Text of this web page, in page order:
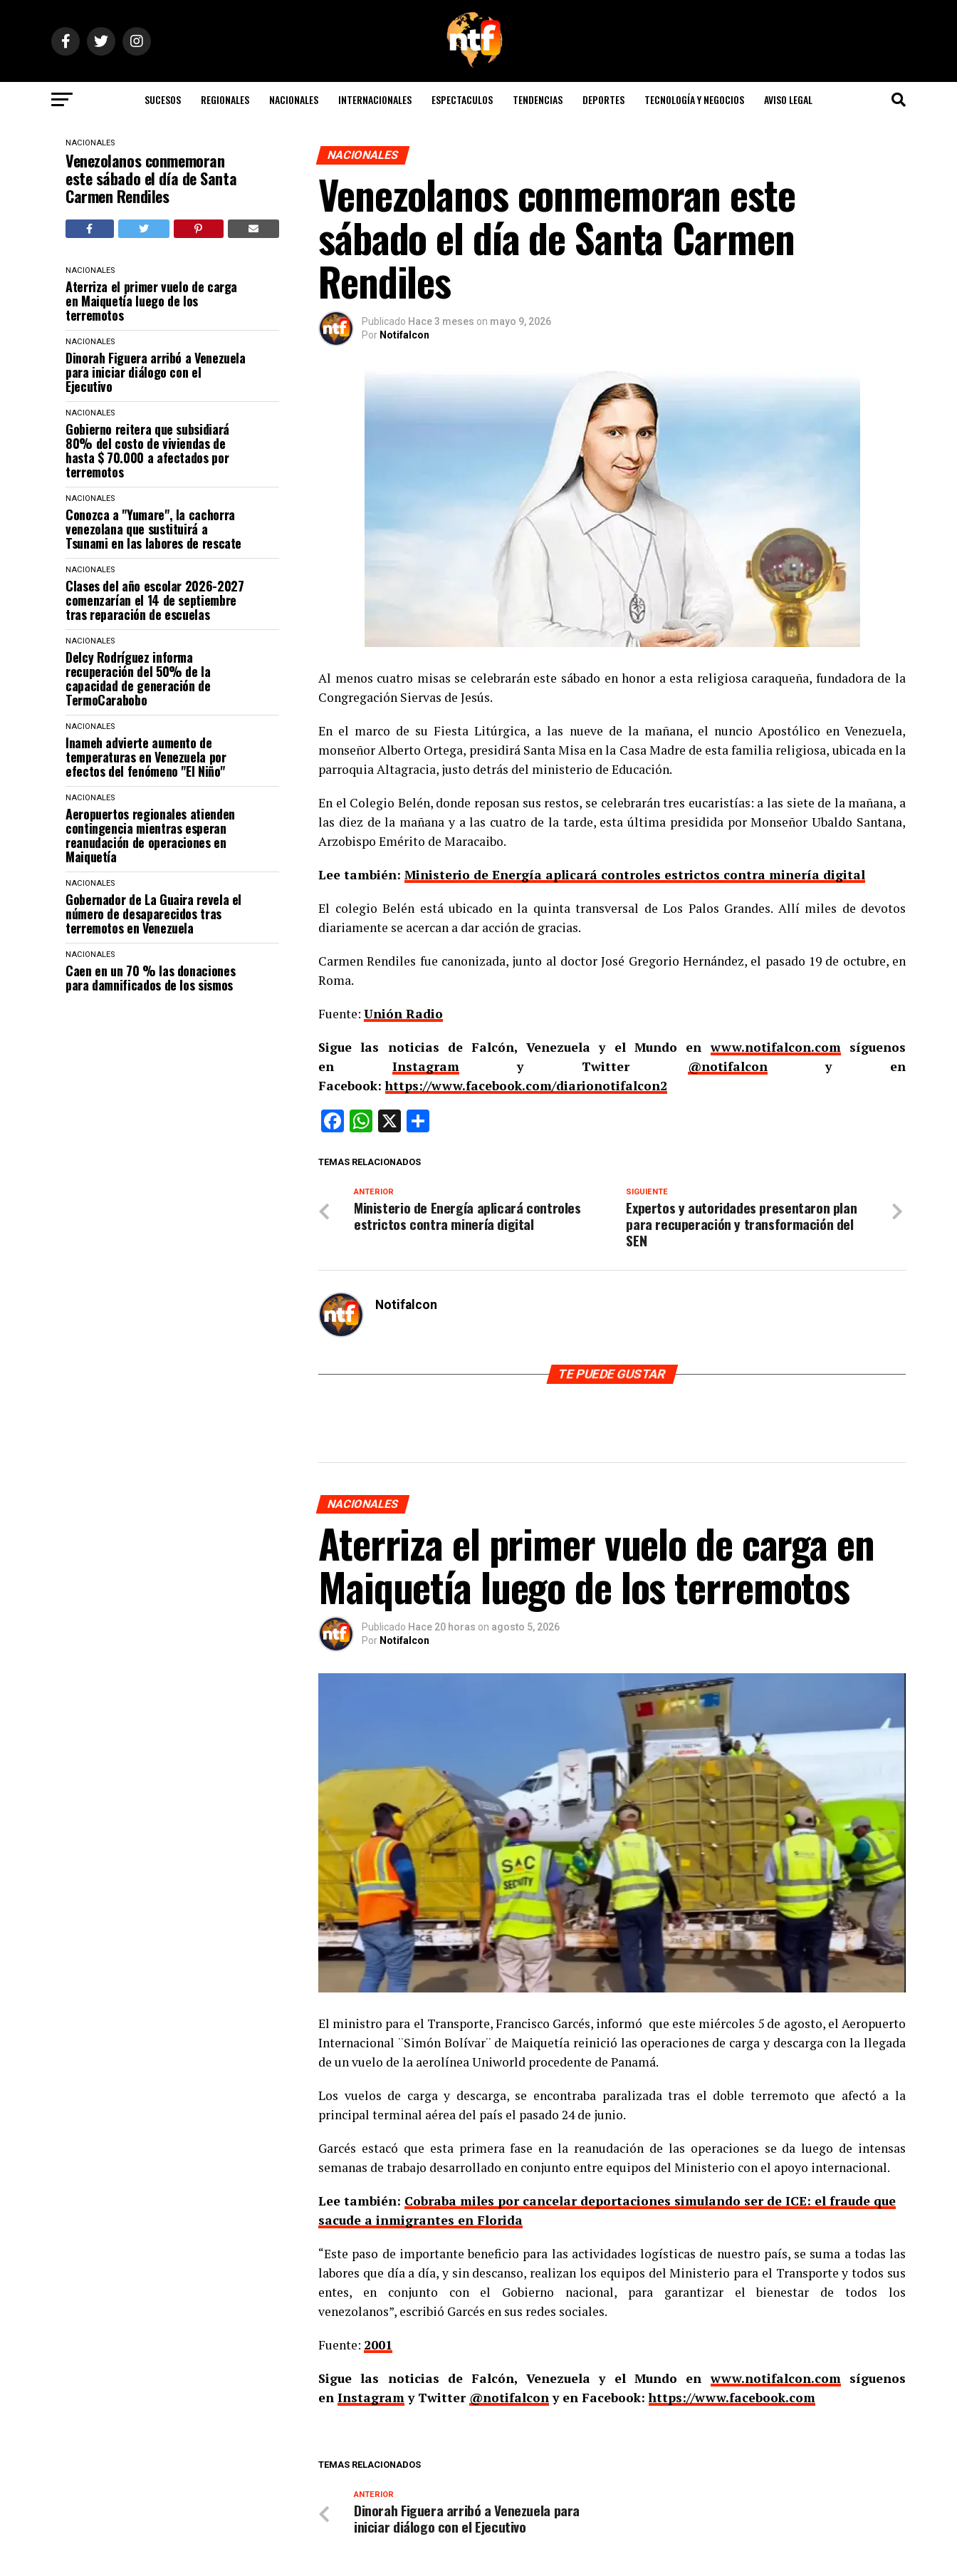
SUCESOS REGIONALES NACIONALES INTERNACIONALES ESPECTACULOS TENDENCIAS DEPORTES TECNOLOGÍA Y NEGOCIOS AVISO LEGAL
NACIONALES
Venezolanos conmemoran
este sábado el día de Santa
Carmen Rendiles
NACIONALES
Aterriza el primer vuelo de carga
en Maiquetía luego de los
terremotos
NACIONALES
Dinorah Figuera arribó a Venezuela
para iniciar diálogo con el
Ejecutivo
NACIONALES
Gobierno reitera que subsidiará
80% del costo de viviendas de
hasta $ 70.000 a afectados por
terremotos
NACIONALES
Conozca a "Yumare", la cachorra
venezolana que sustituirá a
Tsunami en las labores de rescate
NACIONALES
Clases del año escolar 2026-2027
comenzarían el 14 de septiembre
tras reparación de escuelas
NACIONALES
Delcy Rodríguez informa
recuperación del 50% de la
capacidad de generación de
TermoCarabobo
NACIONALES
Inameh advierte aumento de
temperaturas en Venezuela por
efectos del fenómeno "El Niño"
NACIONALES
Aeropuertos regionales atienden
contingencia mientras esperan
reanudación de operaciones en
Maiquetía
NACIONALES
Gobernador de La Guaira revela el
número de desaparecidos tras
terremotos en Venezuela
NACIONALES
Caen en un 70 % las donaciones
para damnificados de los sismos
NACIONALES
Venezolanos conmemoran este
sábado el día de Santa Carmen
Rendiles
Publicado Hace 3 meses on mayo 9, 2026
Por Notifalcon
Al menos cuatro misas se celebrarán este sábado en honor a esta religiosa caraqueña, fundadora de la
Congregación Siervas de Jesús.
En el marco de su Fiesta Litúrgica, a las nueve de la mañana, el nuncio Apostólico en Venezuela,
monseñor Alberto Ortega, presidirá Santa Misa en la Casa Madre de esta familia religiosa, ubicada en la
parroquia Altagracia, justo detrás del ministerio de Educación.
En el Colegio Belén, donde reposan sus restos, se celebrarán tres eucaristías: a las siete de la mañana, a
las diez de la mañana y a las cuatro de la tarde, esta última presidida por Monseñor Ubaldo Santana,
Arzobispo Emérito de Maracaibo.
Lee también: Ministerio de Energía aplicará controles estrictos contra minería digital
El colegio Belén está ubicado en la quinta transversal de Los Palos Grandes. Allí miles de devotos
diariamente se acercan a dar acción de gracias.
Carmen Rendiles fue canonizada, junto al doctor José Gregorio Hernández, el pasado 19 de octubre, en
Roma.
Fuente: Unión Radio
Sigue las noticias de Falcón, Venezuela y el Mundo enwww.notifalcon.comsíguenos
en Instagramy Twitter @notifalcony en
Facebook:https://www.facebook.com/diarionotifalcon2
Facebook
WhatsApp
X
TEMAS RELACIONADOS
SIGUIENTE
Expertos y autoridades presentaron plan
para recuperación y transformación del
SEN
ANTERIOR
Ministerio de Energía aplicará controles
estrictos contra minería digital
Notifalcon
TE PUEDE GUSTAR
NACIONALES
Aterriza el primer vuelo de carga en
Maiquetía luego de los terremotos
Publicado Hace 20 horas on agosto 5, 2026
Por Notifalcon
El ministro para el Transporte, Francisco Garcés, informó que este miércoles 5 de agosto, el Aeropuerto
Internacional ¨Simón Bolívar¨ de Maiquetía reinició las operaciones de carga y descarga con la llegada
de un vuelo de la aerolínea Uniworld procedente de Panamá.
Los vuelos de carga y descarga, se encontraba paralizada tras el doble terremoto que afectó a la
principal terminal aérea del país el pasado 24 de junio.
Garcés estacó que esta primera fase en la reanudación de las operaciones se da luego de intensas
semanas de trabajo desarrollado en conjunto entre equipos del Ministerio con el apoyo internacional.
Lee también: Cobraba miles por cancelar deportaciones simulando ser de ICE: el fraude que
sacude a inmigrantes en Florida
“Este paso de importante beneficio para las actividades logísticas de nuestro país, se suma a todas las
labores que día a día, y sin descanso, realizan los equipos del Ministerio para el Transporte y todos sus
entes, en conjunto con el Gobierno nacional, para garantizar el bienestar de todos los
venezolanos”, escribió Garcés en sus redes sociales.
Fuente: 2001
Sigue las noticias de Falcón, Venezuela y el Mundo enwww.notifalcon.comsíguenos
en Instagramy Twitter @notifalcony en Facebook:https://www.facebook.com
TEMAS RELACIONADOS
ANTERIOR
Dinorah Figuera arribó a Venezuela para
iniciar diálogo con el Ejecutivo